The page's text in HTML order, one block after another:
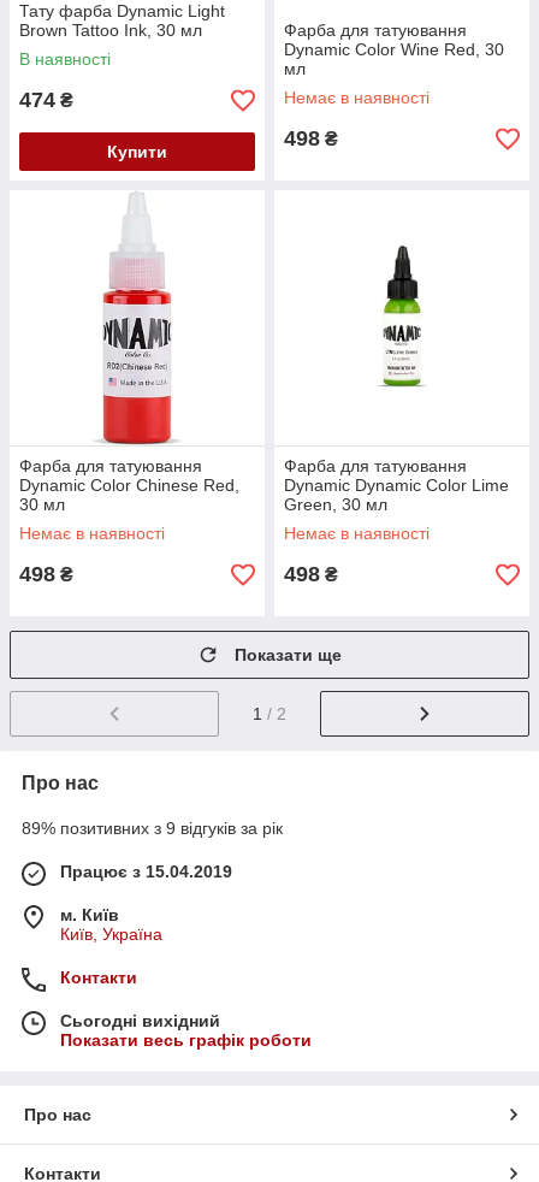
Тату фарба Dynamic Light
Brown Tattoo Ink, 30 мл
В наявності
474 ₴
Купити
Фарба для татуювання
Dynamic Color Wine Red, 30
мл
Немає в наявності
498 ₴
Фарба для татуювання
Dynamic Color Chinese Red,
30 мл
Немає в наявності
498 ₴
Фарба для татуювання
Dynamic Dynamic Color Lime
Green, 30 мл
Немає в наявності
498 ₴
Показати ще
1 / 2
Про нас
89% позитивних з 9 відгуків за рік
Працює з 15.04.2019
м. Київ
Київ, Україна
Контакти
Сьогодні вихідний
Показати весь графік роботи
Про нас
Контакти